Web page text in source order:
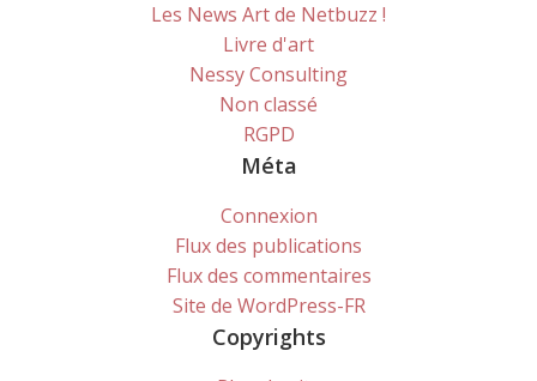
Les News Art de Netbuzz !
Livre d'art
Nessy Consulting
Non classé
RGPD
Méta
Connexion
Flux des publications
Flux des commentaires
Site de WordPress-FR
Copyrights